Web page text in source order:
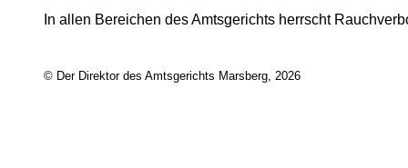
In allen Bereichen des Amtsgerichts herrscht
© Der Direktor des Amtsgerichts Marsberg, 2026